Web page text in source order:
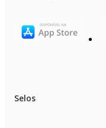
Selos